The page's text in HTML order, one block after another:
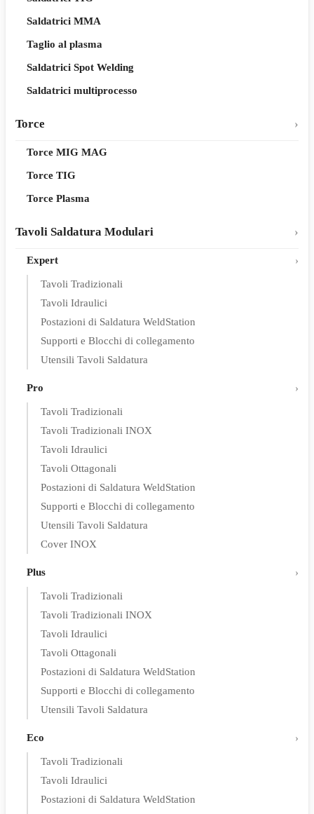
Saldatrici MMA
Taglio al plasma
Saldatrici Spot Welding
Saldatrici multiprocesso
Torce
Torce MIG MAG
Torce TIG
Torce Plasma
Tavoli Saldatura Modulari
Expert
Tavoli Tradizionali
Tavoli Idraulici
Postazioni di Saldatura WeldStation
Supporti e Blocchi di collegamento
Utensili Tavoli Saldatura
Pro
Tavoli Tradizionali
Tavoli Tradizionali INOX
Tavoli Idraulici
Tavoli Ottagonali
Postazioni di Saldatura WeldStation
Supporti e Blocchi di collegamento
Utensili Tavoli Saldatura
Cover INOX
Plus
Tavoli Tradizionali
Tavoli Tradizionali INOX
Tavoli Idraulici
Tavoli Ottagonali
Postazioni di Saldatura WeldStation
Supporti e Blocchi di collegamento
Utensili Tavoli Saldatura
Eco
Tavoli Tradizionali
Tavoli Idraulici
Postazioni di Saldatura WeldStation